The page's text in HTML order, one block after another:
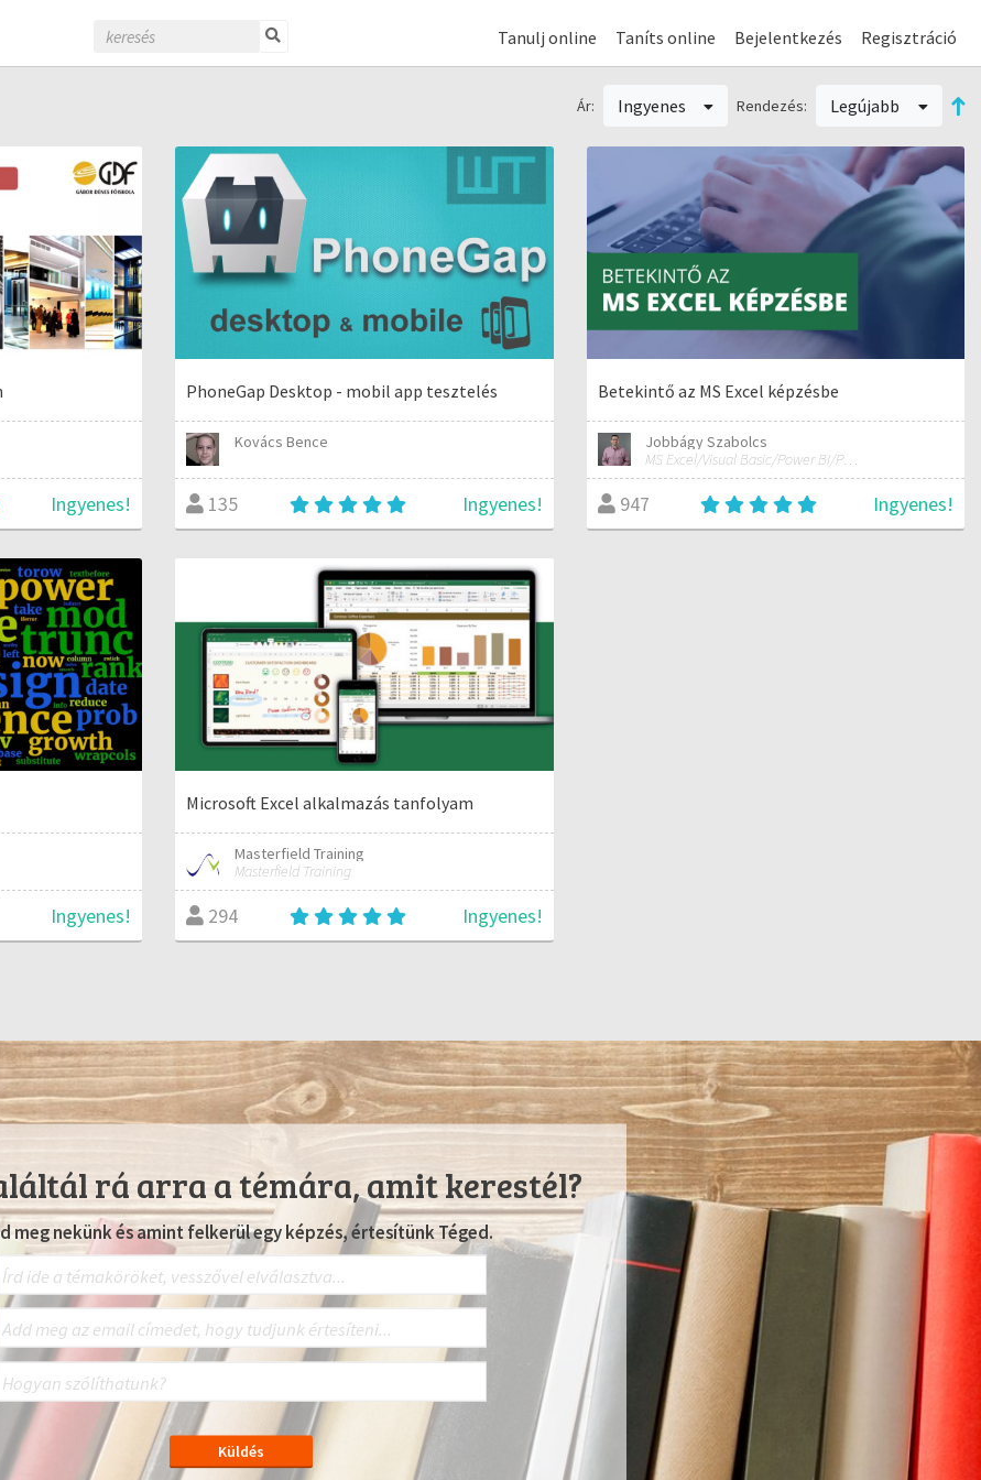
Tanulj online Taníts online Bejelentkezés Regisztráció
Ár: Ingyenes Rendezés: Legújabb
Ingyenes!
PhoneGap Desktop - mobil app tesztelés
Kovács Bence
135 Ingyenes!
Betekintő az MS Excel képzésbe
Jobbágy Szabolcs
MS Excel/Visual Basic/Power BI/Python adatelemzési szakértő
947 Ingyenes!
Ingyenes!
Microsoft Excel alkalmazás tanfolyam
Masterfield Training
Masterfield Training
294 Ingyenes!
rá arra a témára, amit kerestél?
meg nekünk és amint felkerül egy képzés, értesítünk Téged.